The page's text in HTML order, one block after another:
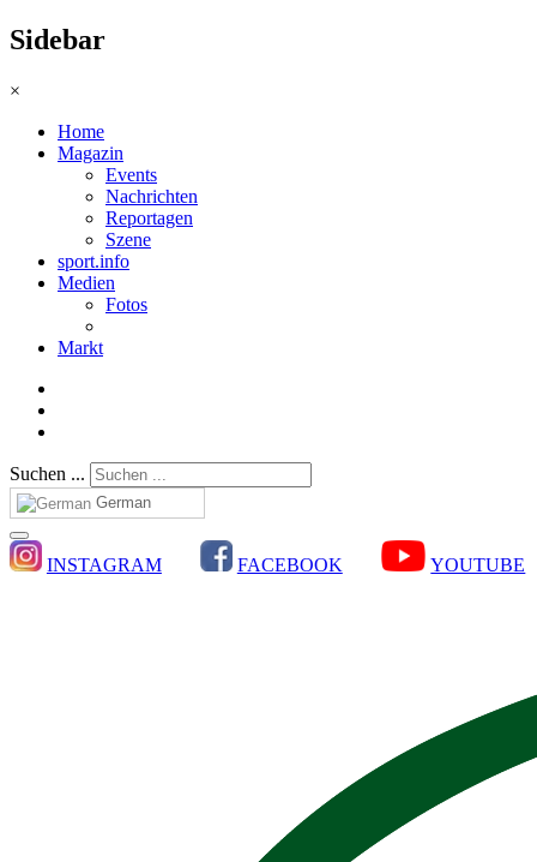
Sidebar
×
Home
Magazin
Events
Nachrichten
Reportagen
Szene
sport.info
Medien
Fotos
Markt
Suchen ...
German
INSTAGRAM FACEBOOK YOUTUBE